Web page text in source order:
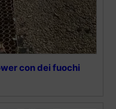
con dei fuochi